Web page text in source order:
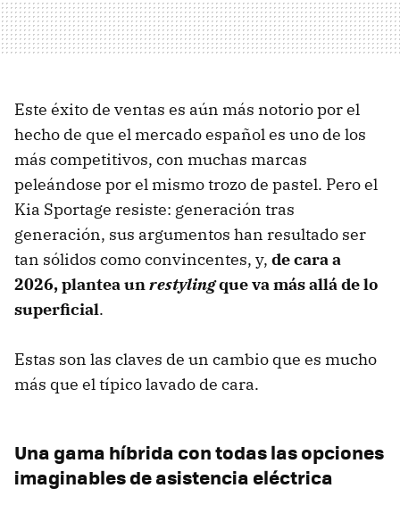
Este éxito de ventas es aún más notorio por el
hecho de que el mercado español es uno de los
más competitivos, con muchas marcas
peleándose por el mismo trozo de pastel. Pero el
Kia Sportage resiste: generación tras
generación, sus argumentos han resultado ser
tan sólidos como convincentes, y, de cara a
2026, plantea unrestylingque va más allá de lo
superficial.
Estas son las claves de un cambio que es mucho
más que el típico lavado de cara.
Una gama híbrida con todas las opciones
imaginables de asistencia eléctrica